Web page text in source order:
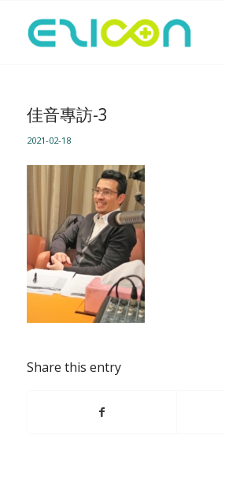
佳音專訪-3
2021-02-18
Share this entry